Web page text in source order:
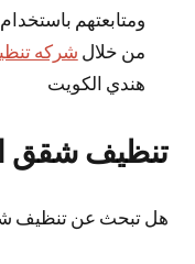
ومتابعتهم
من خلال شركه
هندي الكويت
تنظيف شقق
هل تبحث عن تنظيف